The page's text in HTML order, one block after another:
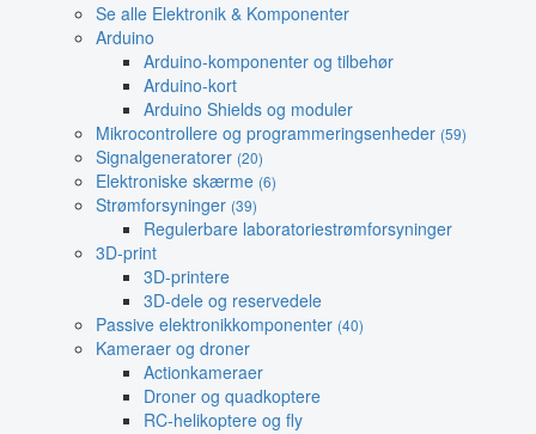
Se alle Elektronik & Komponenter
Arduino
Arduino-komponenter og tilbehør
Arduino-kort
Arduino Shields og moduler
Mikrocontrollere og programmeringsenheder (59)
Signalgeneratorer (20)
Elektroniske skærme (6)
Strømforsyninger (39)
Regulerbare laboratoriestrømforsyninger
3D-print
3D-printere
3D-dele og reservedele
Passive elektronikkomponenter (40)
Kameraer og droner
Actionkameraer
Droner og quadkoptere
RC-helikoptere og fly